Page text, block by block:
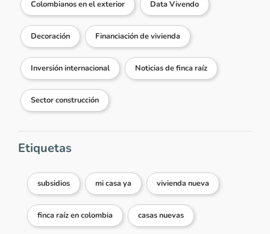
Colombianos en el exterior Data Vivendo
Decoración Financiación de vivienda
Inversión internacional Noticias de finca raíz
Sector construcción
Etiquetas
subsidios mi casa ya vivienda nueva
finca raíz en colombia casas nuevas